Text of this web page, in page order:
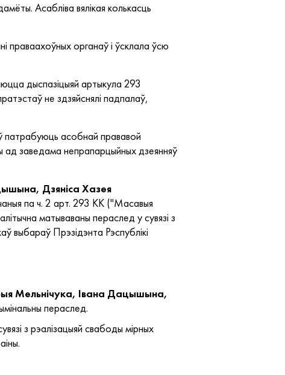
Асабліва вялікая колькасць
праваахоўных органаў і ўсклала ўсю
дыспазіцыяй артыкула 293
не здзяйснялі падпалаў,
патрабуюць асобнай прававой
ад заведама непрапарцыйных дзеянняў
Дзяніса Хазея
па ч. 2 арт. 293 КК ("Масавыя
матываваны пераслед у сувязі з
выбараў Прэзідэнта Рэспублікі
Мельнічука, Івана Дацышына,
пераслед.
з рэалізацыяй свабоды мірных